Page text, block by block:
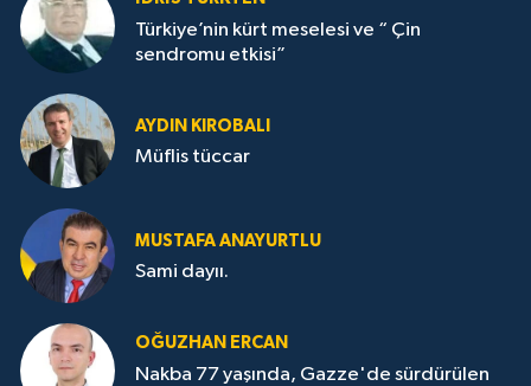
Türkiye’nin kürt meselesi ve “ Çin
sendromu etkisi”
AYDIN KIROBALI
Müflis tüccar
MUSTAFA ANAYURTLU
Sami dayıı.
OĞUZHAN ERCAN
Nakba 77 yaşında, Gazze'de sürdürülen